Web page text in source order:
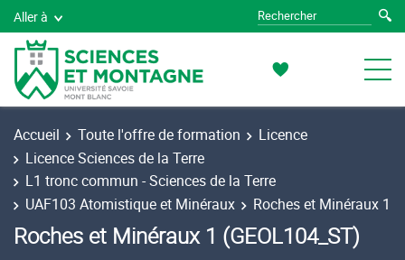
Aller à
Accueil Toute l'offre de formation
Licence
Licence Sciences de la Terre
L1 tronc commun - Sciences de la Terre
UAF103 Atomistique et Minéraux
Roches et Minéraux 1
Roches et Minéraux 1 (GEOL104_ST)